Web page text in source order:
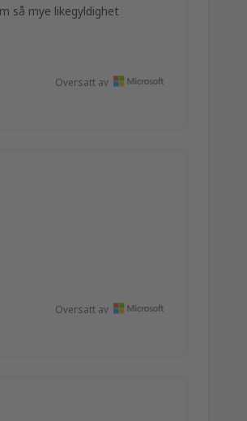
så mye likegyldighet
Oversatt av
Oversatt av